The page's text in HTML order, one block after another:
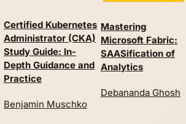
Certified Kubernetes
Administrator (CKA)
Study Guide: In-
Depth Guidance and
Practice
Benjamin Muschko
Mastering
Microsoft Fabric:
SAASification of
Analytics
Debananda Ghosh